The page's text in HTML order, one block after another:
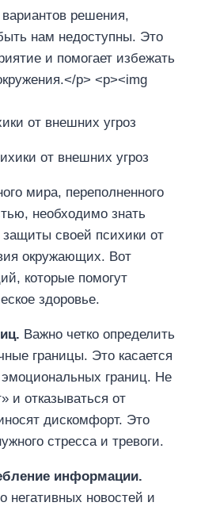
от внешних угроз
мира, переполненного
необходимо знать
своей психики от
окружающих. Вот
которые помогут
здоровье.
Важно четко определить
границы. Это касается
эмоциональных границ. Не
и отказываться от
дискомфорт. Это
стресса и тревоги.
информации.
негативных новостей и